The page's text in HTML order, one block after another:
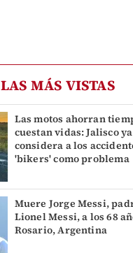
LAS MÁS VISTAS
Las motos ahorran
cuestan vidas: Jalisco ya
considera a los
'bikers' como problema
Muere Jorge Messi,
Lionel Messi, a los 68
Rosario, Argentina